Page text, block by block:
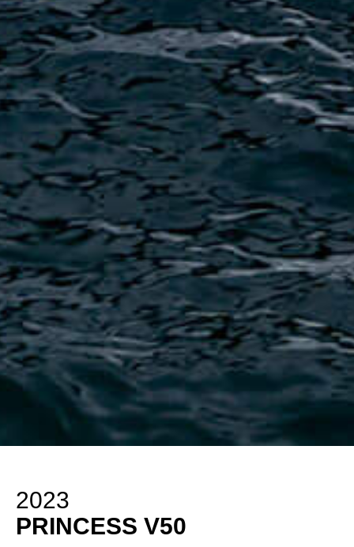
2023
PRINCESS V50